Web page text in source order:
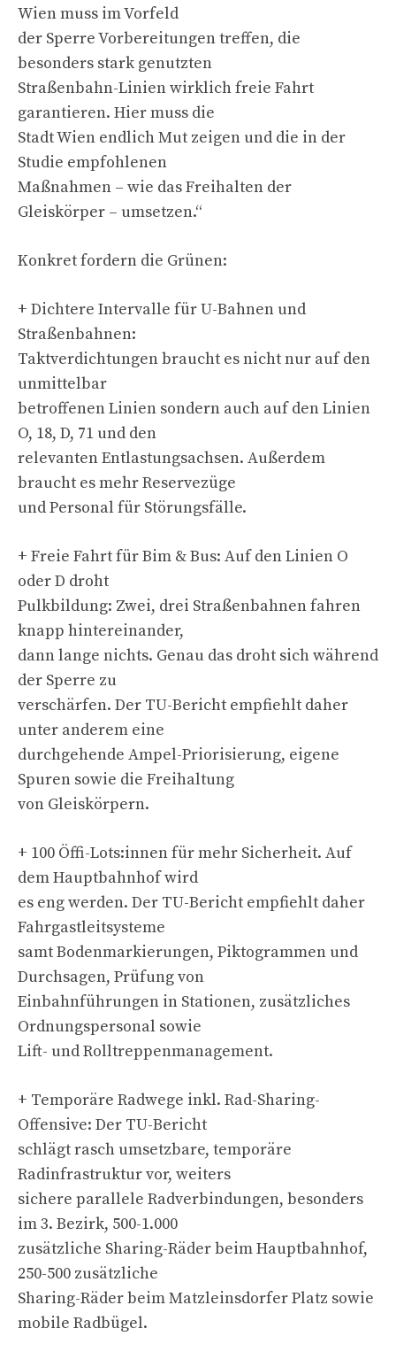
Wien muss im Vorfeld
der Sperre Vorbereitungen treffen, die
besonders stark genutzten
Straßenbahn-Linien wirklich freie Fahrt
garantieren. Hier muss die
Stadt Wien endlich Mut zeigen und die in der
Studie empfohlenen
Maßnahmen – wie das Freihalten der
Gleiskörper – umsetzen.“
Konkret fordern die Grünen:
+ Dichtere Intervalle für U-Bahnen und
Straßenbahnen:
Taktverdichtungen braucht es nicht nur auf den
unmittelbar
betroffenen Linien sondern auch auf den Linien
O, 18, D, 71 und den
relevanten Entlastungsachsen. Außerdem
braucht es mehr Reservezüge
und Personal für Störungsfälle.
+ Freie Fahrt für Bim & Bus: Auf den Linien O
oder D droht
Pulkbildung: Zwei, drei Straßenbahnen fahren
knapp hintereinander,
dann lange nichts. Genau das droht sich während
der Sperre zu
verschärfen. Der TU-Bericht empfiehlt daher
unter anderem eine
durchgehende Ampel-Priorisierung, eigene
Spuren sowie die Freihaltung
von Gleiskörpern.
+ 100 Öffi-Lots:innen für mehr Sicherheit. Auf
dem Hauptbahnhof wird
es eng werden. Der TU-Bericht empfiehlt daher
Fahrgastleitsysteme
samt Bodenmarkierungen, Piktogrammen und
Durchsagen, Prüfung von
Einbahnführungen in Stationen, zusätzliches
Ordnungspersonal sowie
Lift- und Rolltreppenmanagement.
+ Temporäre Radwege inkl. Rad-Sharing-
Offensive: Der TU-Bericht
schlägt rasch umsetzbare, temporäre
Radinfrastruktur vor, weiters
sichere parallele Radverbindungen, besonders
im 3. Bezirk, 500-1.000
zusätzliche Sharing-Räder beim Hauptbahnhof,
250-500 zusätzliche
Sharing-Räder beim Matzleinsdorfer Platz sowie
mobile Radbügel.